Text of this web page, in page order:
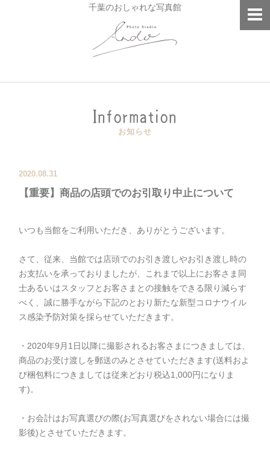
千葉のおしゃれな写真館
Information
お知らせ
2020.08.31
【重要】商品の店頭でのお引取り中止について
いつも当館をご利用いただき、ありがとうございます。⁣
さて、従来、当館では店頭でのお引き渡しやお引き渡し時の
お支払いを承っておりましたが、これまで以上にお客さま同
士あるいはスタッフとお客さまとの接触をできる限り減らす
べく、誠に勝手ながら下記のとおり新たな新型コロナウイル
ス感染予防対策を採らせていただきます。⁣
・2020年9月1日以降に撮影されるお客さまにつきましては、
商品のお受け渡しを郵送のみとさせていただきます(送料およ
び梱包料につきましては従来どおり税込1,000円になりま
す)。⁣
・お会計はお写真選びの際(お写真選びをされない場合には撮
影後)とさせていただきます。⁣